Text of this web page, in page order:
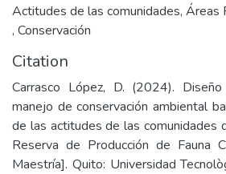
Actitudes de las comunidades, Áreas
, Conservación
Citation
Carrasco López, D. (2024).
manejo de conservación ambiental
de las actitudes de las comunidades
Reserva de Producción de Fauna
Maestría]. Quito: Universidad